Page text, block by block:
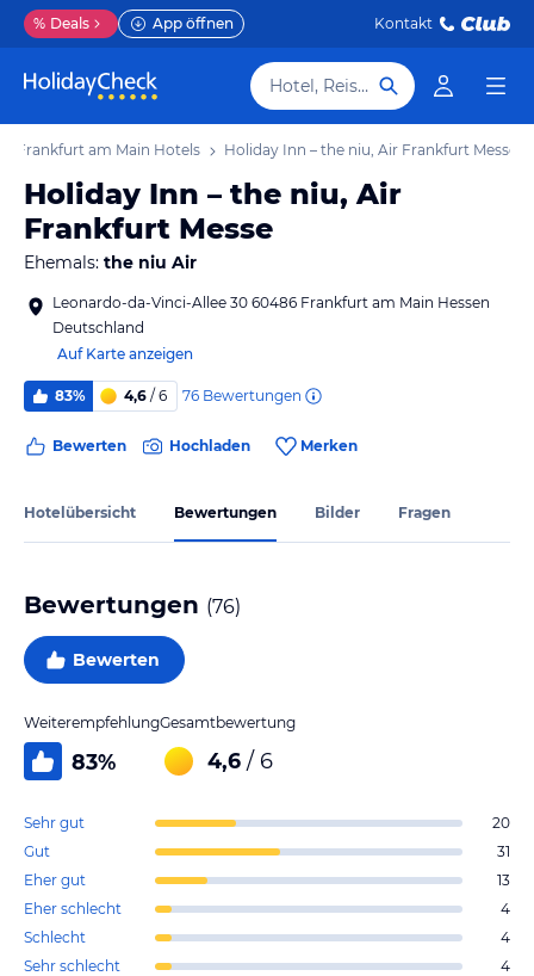
% Deals App öffnen Kontakt
Hotel, Reiseziel
Frankfurt am Main Hotels Holiday Inn – the niu, Air Frankfurt Messe
Holiday Inn – the niu, Air
Frankfurt Messe
Ehemals: the niu Air
Leonardo-da-Vinci-Allee 30 60486 Frankfurt am Main Hessen
Deutschland
Auf Karte anzeigen
83% 4,6 / 6 76 Bewertungen
Bewerten Hochladen Merken
Hotelübersicht Bewertungen Bilder Fragen
Bewertungen (76)
Bewerten
Weiterempfehlung
83%
Gesamtbewertung
4,6 / 6
Sehr gut
20
Gut
31
Eher gut
13
Eher schlecht
4
Schlecht
4
Sehr schlecht
4